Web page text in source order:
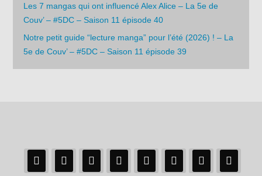
Les 7 mangas qui ont influencé Alex Alice – La 5e de
Couv’ – #5DC – Saison 11 épisode 40
Notre petit guide “lecture manga” pour l’été (2026) ! – La
5e de Couv’ – #5DC – Saison 11 épisode 39